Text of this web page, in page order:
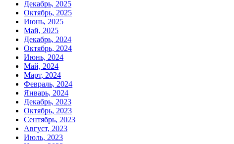
Декабрь, 2025
Октябрь, 2025
Июнь, 2025
Май, 2025
Декабрь, 2024
Октябрь, 2024
Июнь, 2024
Май, 2024
Март, 2024
Февраль, 2024
Январь, 2024
Декабрь, 2023
Октябрь, 2023
Сентябрь, 2023
Август, 2023
Июль, 2023